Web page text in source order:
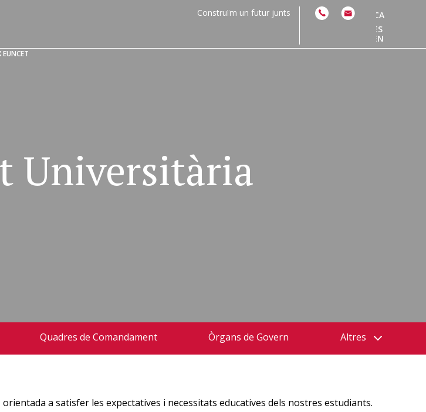
EUNCET
Construïm un futur junts
CA
ES
EN
Universitària
Quadres de Comandament Òrgans de Govern Altres
a satisfer les expectatives i necessitats educatives dels nostres estudiants.